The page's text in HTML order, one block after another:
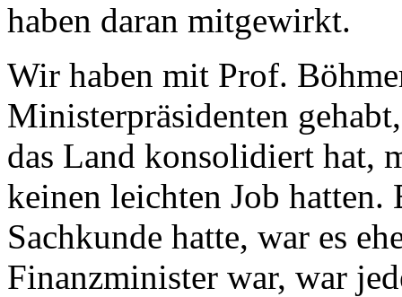
haben daran mitgewirkt.
Wir haben mit Prof.
Ministerpräsidenten
das Land konsolidiert hat,
keinen leichten Job hatten.
Sachkunde hatte, war es
Finanzminister war, war